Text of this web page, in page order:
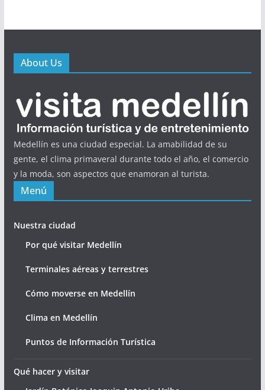
About Us
Medellín es una ciudad especial. La amabilidad de su
gente, el clima primaveral durante todo el año, el comercio
y la moda, son aspectos que enamoran al turista.
Menú
Nuestra ciudad
Por qué visitar Medellín
Terminales aéreas y terrestres
Cómo moverse en Medellín
Clima en Medellín
Puntos de Información Turística
Qué hacer y visitar